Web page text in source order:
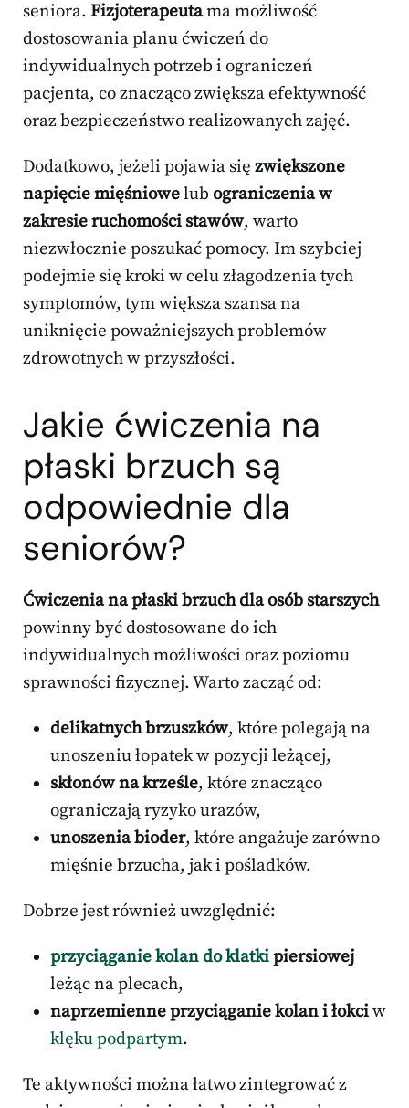
seniora. Fizjoterapeutama możliwość
dostosowania planu ćwiczeń do
indywidualnych potrzeb i ograniczeń
pacjenta, co znacząco zwiększa efektywność
oraz bezpieczeństwo realizowanych zajęć.
Dodatkowo, jeżeli pojawia się zwiększone
napięcie mięśniowelub ograniczenia w
zakresie ruchomości stawów, warto
niezwłocznie poszukać pomocy. Im szybciej
podejmie się kroki w celu złagodzenia tych
symptomów, tym większa szansa na
uniknięcie poważniejszych problemów
zdrowotnych w przyszłości.
Jakie ćwiczenia na
płaski brzuch są
odpowiednie dla
seniorów?
Ćwiczenia na płaski brzuch dla osób starszych
powinny być dostosowane do ich
indywidualnych możliwości oraz poziomu
sprawności fizycznej. Warto zacząć od:
delikatnych brzuszków, które polegają na
unoszeniu łopatek w pozycji leżącej,
skłonów na krześle, które znacząco
ograniczają ryzyko urazów,
unoszenia bioder, które angażuje zarówno
mięśnie brzucha, jak i pośladków.
Dobrze jest również uwzględnić:
przyciąganie kolan do klatkipiersiowej
leżąc na plecach,
naprzemienne przyciąganie kolan i łokciw
klęku podpartym.
Te aktywności można łatwo zintegrować z